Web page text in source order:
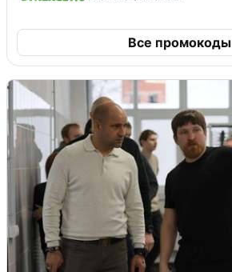
Все промокоды